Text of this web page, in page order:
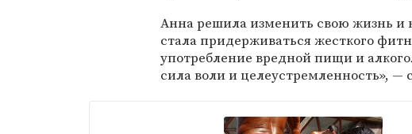
Анна решила изменить свою жизнь и
стала придерживаться жесткого
употребление вредной пищи и
сила воли и целеустремленность», —